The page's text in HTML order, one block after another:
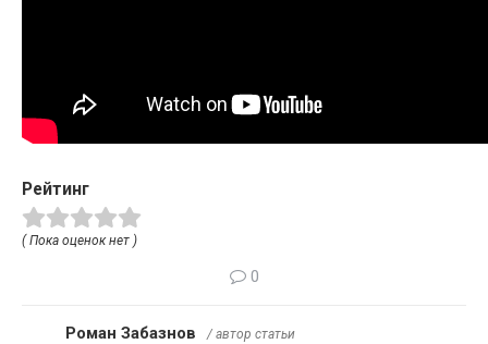
Рейтинг
( Пока оценок нет )
0
Роман Забазнов / автор статьи